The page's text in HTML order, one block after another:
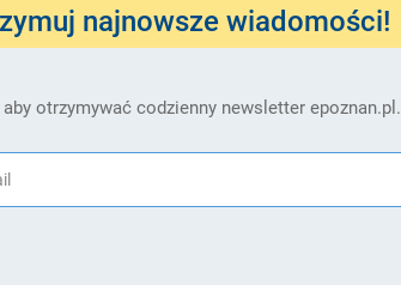
najnowsze wiadomości!
otrzymywać codzienny newsletter epoznan.pl.